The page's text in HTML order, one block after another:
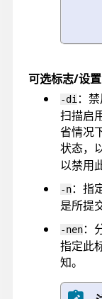
可选标志/设置
-di：
扫描启
省情况
状态，
以禁用
-n：指
是所提
-nen：
指定此
知。